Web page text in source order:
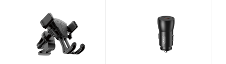
Mandale / Cvjetni